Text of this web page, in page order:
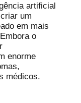
artificial
um
em mais
o
enorme
médicos.